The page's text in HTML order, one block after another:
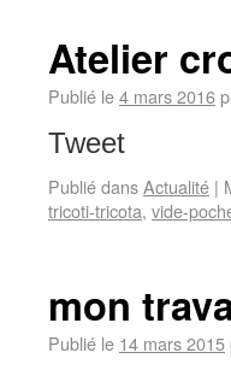
Atelier
Publié le4 mars 2016
Tweet
Publié dansActualité |
tricoti-tricota, vide-
mon
Publié le 14 mars 2015